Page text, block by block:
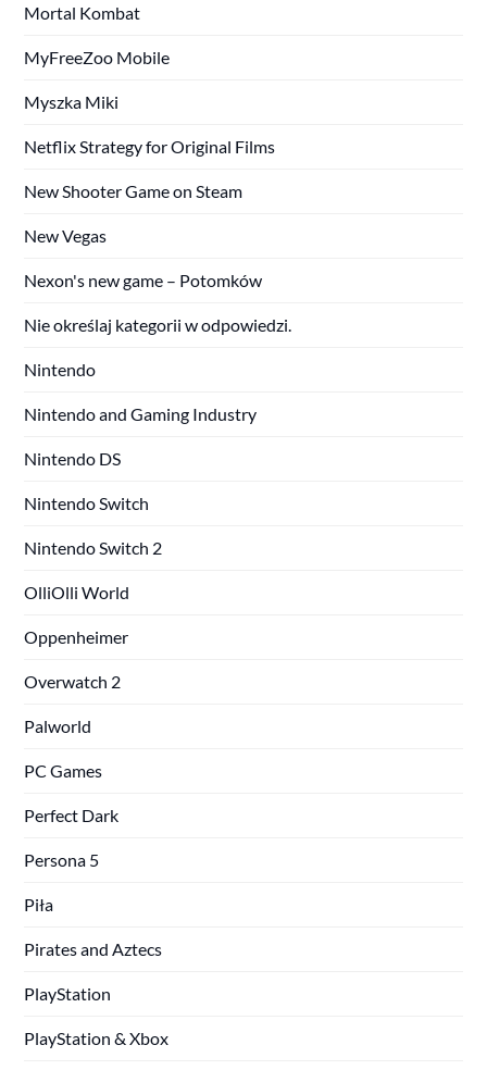
Mortal Kombat
MyFreeZoo Mobile
Myszka Miki
Netflix Strategy for Original Films
New Shooter Game on Steam
New Vegas
Nexon's new game – Potomków
Nie określaj kategorii w odpowiedzi.
Nintendo
Nintendo and Gaming Industry
Nintendo DS
Nintendo Switch
Nintendo Switch 2
OlliOlli World
Oppenheimer
Overwatch 2
Palworld
PC Games
Perfect Dark
Persona 5
Piła
Pirates and Aztecs
PlayStation
PlayStation & Xbox